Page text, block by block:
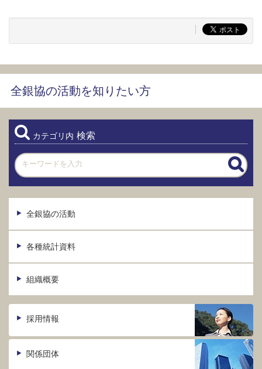
全銀協の活動を知りたい方
カテゴリ内 検索
全銀協の活動
各種統計資料
組織概要
採用情報
関係団体